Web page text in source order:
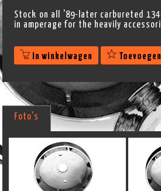
Stock on all '89-later carbureted
in amperage for the heavily
In winkelwagen
Foto's